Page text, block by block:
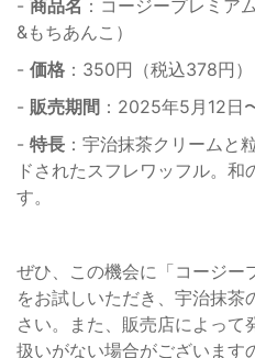
- 商品名 ：コージープレミア
&もちあんこ）
- 価格 ：350円（税込378円）
- 販売期間 ：2025年5月12日
- 特長 ：宇治抹茶クリームと
ドされたスフレワッフル。
す。
ぜひ、この機会に「コージー
をお試しいただき、宇治抹
さい。また、販売店によって
扱いがない場合がございます